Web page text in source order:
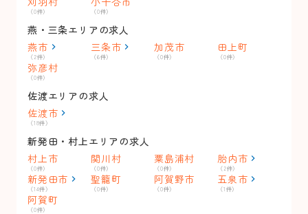
（0件） （0件）
燕・三条エリアの求人
燕市
（2件）
三条市
（6件）
加茂市
（0件）
田上町
（0件）
弥彦村
（0件）
佐渡エリアの求人
佐渡市
（18件）
新発田・村上エリアの求人
村上市
（0件）
関川村
（0件）
粟島浦村
（0件）
胎内市
（2件）
新発田市
（14件）
聖籠町
（0件）
阿賀野市
（0件）
五泉市
（1件）
阿賀町
（0件）